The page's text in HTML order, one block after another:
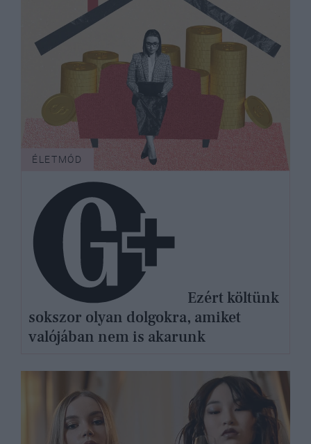
ÉLETMÓD
sokszor olyan dolgokra, amiket
valójában nem is akarunk